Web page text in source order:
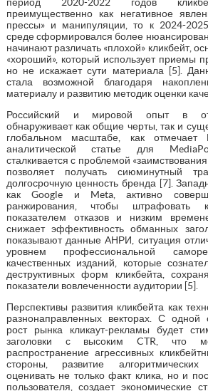
преимущественно как негативное
прессы» и манипуляции, то к 2024-
среде сформировался более
начинают различать «плохой» кликбейт,
«хороший», который использует приемы
но не искажает сути материала [5].
стала возможной благодаря
материалу и развитию методик оценки
Российский и мировой опыт в
обнаруживает как общие черты, так и
глобальном масштабе, как
аналитической статье для
сталкивается с проблемой
позволяет получать сиюминутный
долгосрочную ценность бренда [7].
как Google и Meta, активно
ранжирования, чтобы штрафовать
показателем отказов и низким
снижает эффективность обманных
показывают данные АНРИ, ситуация
уровнем профессиональной
качественных изданий, которые
деструктивных форм кликбейта,
показатели вовлеченности аудитории [5].
Перспективы развития кликбейта как
разнонаправленных векторах. С одной
рост рынка кликаут-рекламы будет
заголовки с высоким CTR, что
распространение агрессивных
стороны, развитие
оценивать не только факт клика, но и
пользователя, создает экономические